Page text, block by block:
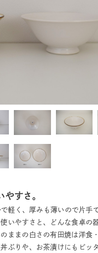
すさ。
軽く、厚みも薄いので片手
いやすさと、どんな食卓の
ままの白さの有田焼は洋食
ぶりや、お茶漬けにもピッ